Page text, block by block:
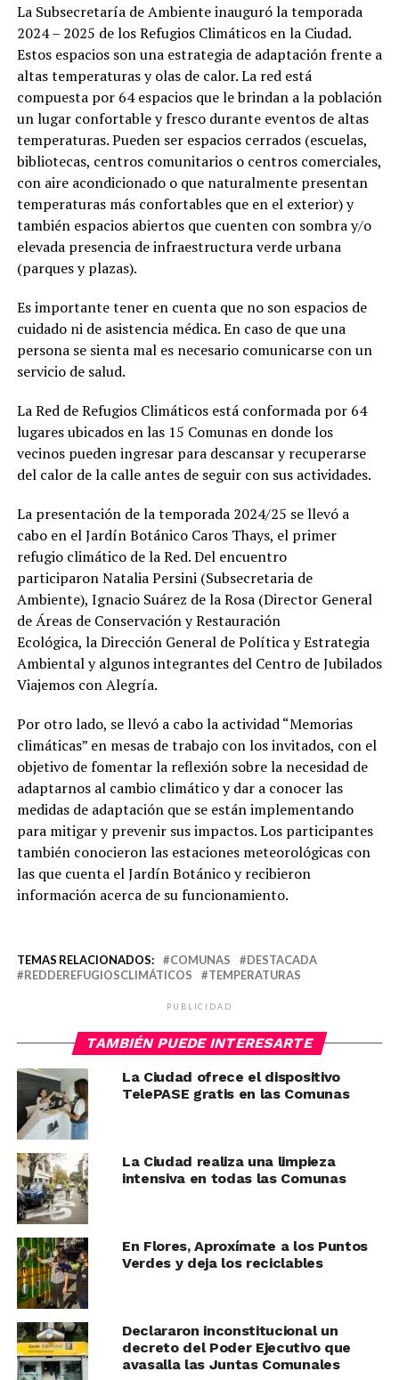
La Subsecretaría de Ambiente inauguró la temporada
2024 – 2025 de los Refugios Climáticos en la Ciudad.
Estos espacios son una estrategia de adaptación frente a
altas temperaturas y olas de calor. La red está
compuesta por 64 espacios que le brindan a la población
un lugar confortable y fresco durante eventos de altas
temperaturas. Pueden ser espacios cerrados (escuelas,
bibliotecas, centros comunitarios o centros comerciales,
con aire acondicionado o que naturalmente presentan
temperaturas más confortables que en el exterior) y
también espacios abiertos que cuenten con sombra y/o
elevada presencia de infraestructura verde urbana
(parques y plazas).
Es importante tener en cuenta que no son espacios de
cuidado ni de asistencia médica. En caso de que una
persona se sienta mal es necesario comunicarse con un
servicio de salud.
La Red de Refugios Climáticos está conformada por 64
lugares ubicados en las 15 Comunas en donde los
vecinos pueden ingresar para descansar y recuperarse
del calor de la calle antes de seguir con sus actividades.
La presentación de la temporada 2024/25 se llevó a
cabo en el Jardín Botánico Caros Thays, el primer
refugio climático de la Red. Del encuentro
participaron Natalia Persini (Subsecretaria de
Ambiente), Ignacio Suárez de la Rosa (Director General
de Áreas de Conservación y Restauración
Ecológica, la Dirección General de Política y Estrategia
Ambiental y algunos integrantes del Centro de Jubilados
Viajemos con Alegría.
Por otro lado, se llevó a cabo la actividad “Memorias
climáticas” en mesas de trabajo con los invitados, con el
objetivo de fomentar la reflexión sobre la necesidad de
adaptarnos al cambio climático y dar a conocer las
medidas de adaptación que se están implementando
para mitigar y prevenir sus impactos. Los participantes
también conocieron las estaciones meteorológicas con
las que cuenta el Jardín Botánico y recibieron
información acerca de su funcionamiento.
TEMAS RELACIONADOS: COMUNAS
DESTACADA
REDDEREFUGIOSCLIMÁTICOS
TEMPERATURAS
PUBLICIDAD
TAMBIÉN PUEDE INTERESARTE
La Ciudad ofrece el dispositivo
TelePASE gratis en las Comunas
La Ciudad realiza una limpieza
intensiva en todas las Comunas
En Flores, Aproxímate a los Puntos
Verdes y deja los reciclables
Declararon inconstitucional un
decreto del Poder Ejecutivo que
avasalla las Juntas Comunales